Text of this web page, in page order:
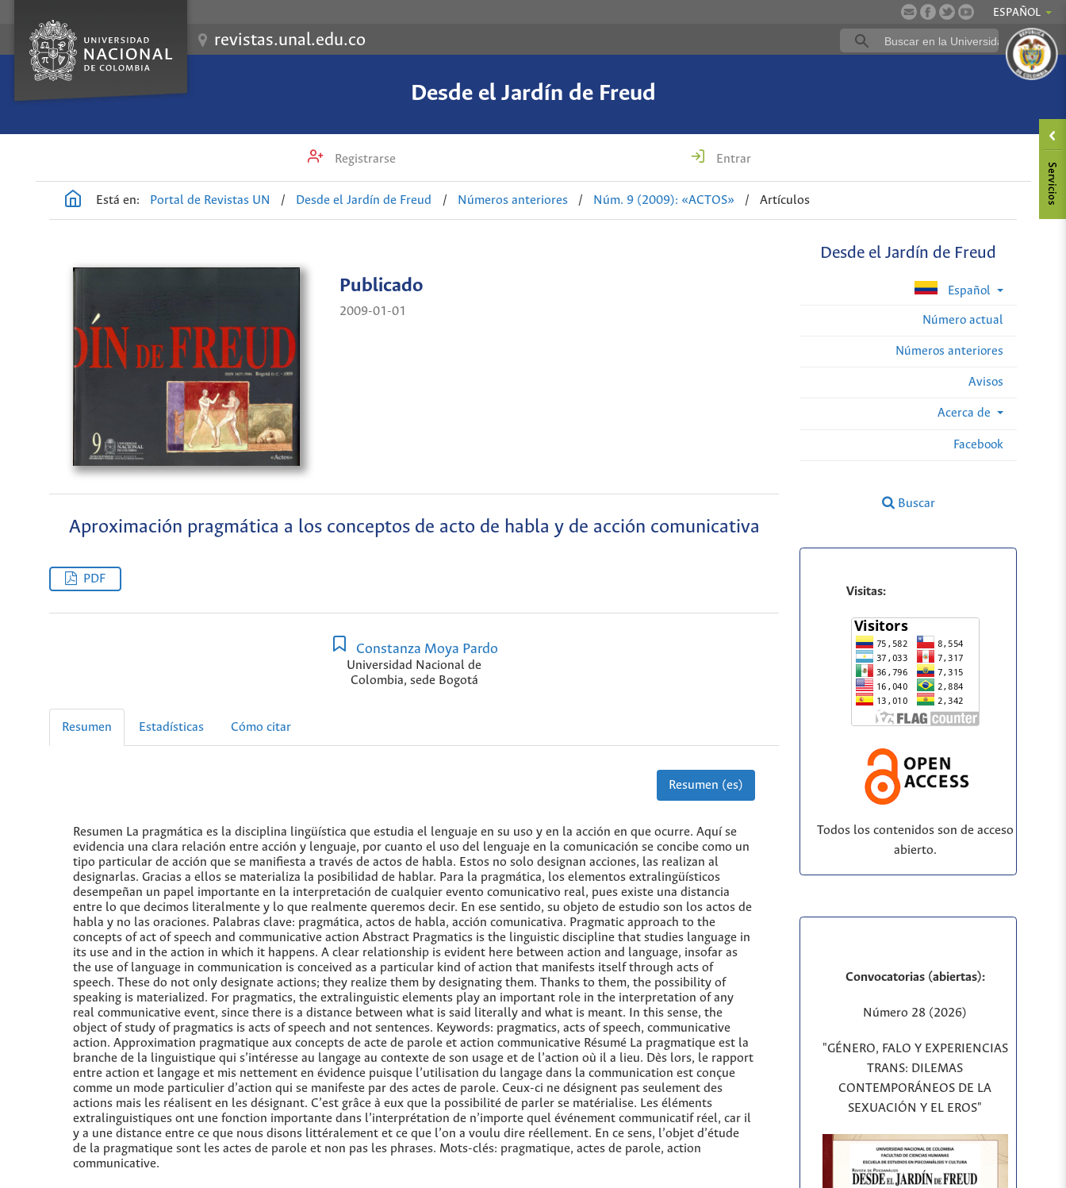
ESPAÑOL
revistas.unal.edu.co
Desde el Jardín de Freud
Registrarse Entrar
Está en: Portal de Revistas UN / Desde el Jardín de Freud / Números anteriores / Núm. 9 (2009): «ACTOS» / Artículos
Desde el Jardín de Freud
Español
Número actual
Números anteriores
Avisos
Acerca de
Facebook
Buscar
Publicado
2009-01-01
Aproximación pragmática a los conceptos de acto de habla y de acción comunicativa
PDF
Constanza Moya Pardo
Universidad Nacional de
Colombia, sede Bogotá
Resumen Estadísticas Cómo citar
Resumen (es)
Resumen La pragmática es la disciplina lingüística que estudia el lenguaje en su uso y en la acción en que ocurre. Aquí se
evidencia una clara relación entre acción y lenguaje, por cuanto el uso del lenguaje en la comunicación se concibe como un
tipo particular de acción que se manifiesta a través de actos de habla. Estos no solo designan acciones, las realizan al
designarlas. Gracias a ellos se materializa la posibilidad de hablar. Para la pragmática, los elementos extralingüísticos
desempeñan un papel importante en la interpretación de cualquier evento comunicativo real, pues existe una distancia
entre lo que decimos literalmente y lo que realmente queremos decir. En ese sentido, su objeto de estudio son los actos de
habla y no las oraciones. Palabras clave: pragmática, actos de habla, acción comunicativa. Pragmatic approach to the
concepts of act of speech and communicative action Abstract Pragmatics is the linguistic discipline that studies language in
its use and in the action in which it happens. A clear relationship is evident here between action and language, insofar as
the use of language in communication is conceived as a particular kind of action that manifests itself through acts of
speech. These do not only designate actions; they realize them by designating them. Thanks to them, the possibility of
speaking is materialized. For pragmatics, the extralinguistic elements play an important role in the interpretation of any
real communicative event, since there is a distance between what is said literally and what is meant. In this sense, the
object of study of pragmatics is acts of speech and not sentences. Keywords: pragmatics, acts of speech, communicative
action. Approximation pragmatique aux concepts de acte de parole et action communicative Résumé La pragmatique est la
branche de la linguistique qui s’intéresse au langage au contexte de son usage et de l’action où il a lieu. Dès lors, le rapport
entre action et langage et mis nettement en évidence puisque l’utilisation du langage dans la communication est conçue
comme un mode particulier d’action qui se manifeste par des actes de parole. Ceux-ci ne désignent pas seulement des
actions mais les réalisent en les désignant. C’est grâce à eux que la possibilité de parler se matérialise. Les éléments
extralinguistiques ont une fonction importante dans l’interprétation de n’importe quel événement communicatif réel, car il
y a une distance entre ce que nous disons littéralement et ce que l’on a voulu dire réellement. En ce sens, l’objet d’étude
de la pragmatique sont les actes de parole et non pas les phrases. Mots-clés: pragmatique, actes de parole, action
communicative.
Visitas:
Todos los contenidos son de acceso
abierto.
Convocatorias (abiertas):
Número 28 (2026)
"GÉNERO, FALO Y EXPERIENCIAS
TRANS: DILEMAS
CONTEMPORÁNEOS DE LA
SEXUACIÓN Y EL EROS"